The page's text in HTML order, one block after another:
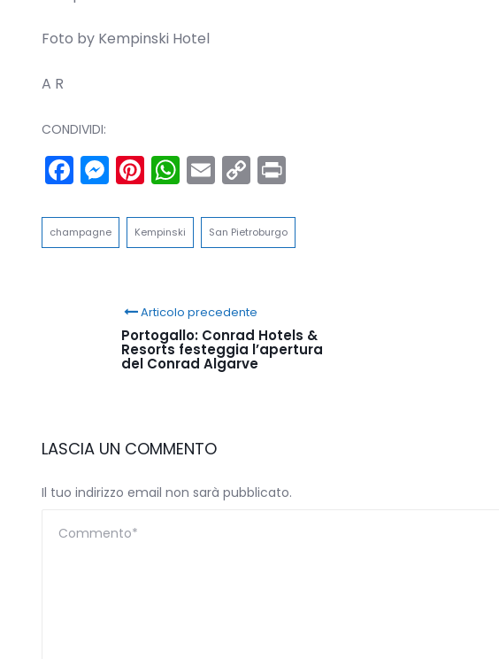
Foto by Kempinski Hotel
A R
CONDIVIDI:
Facebook
Messenger
Pinterest
WhatsApp
Email
Copy
Link
champagne Kempinski San Pietroburgo
Articolo precedente
Portogallo: Conrad Hotels &
Resorts festeggia l’apertura
del Conrad Algarve
LASCIA UN COMMENTO
Il tuo indirizzo email non sarà pubblicato.